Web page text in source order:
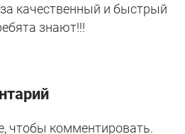
качественный и быстрый
знают!!!
чтобы комментировать.